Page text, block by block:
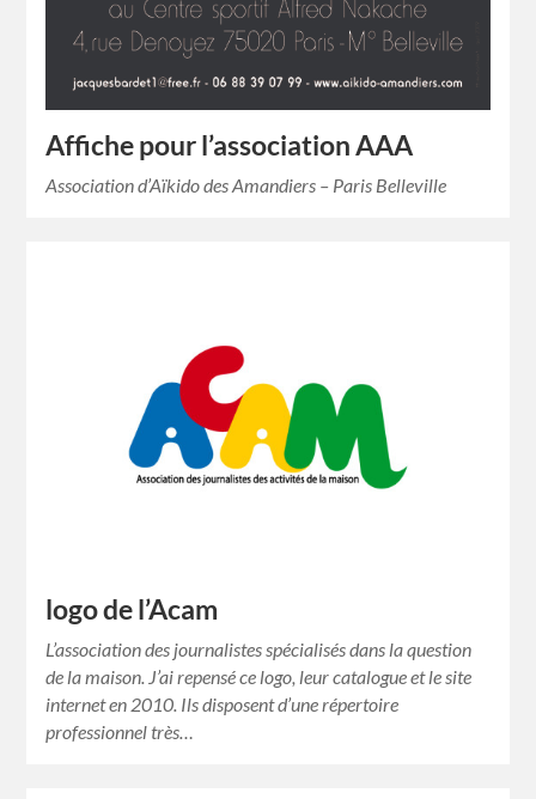
Affiche pour l’association AAA
Association d’Aïkido des Amandiers – Paris Belleville
logo de l’Acam
L’association des journalistes spécialisés dans la question
de la maison. J’ai repensé ce logo, leur catalogue et le site
internet en 2010. Ils disposent d’une répertoire
professionnel très…